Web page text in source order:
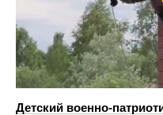
Детский военно-